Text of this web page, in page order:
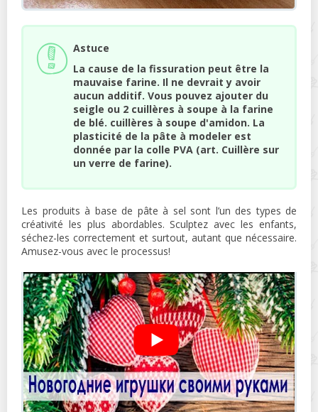
Astuce
La cause de la fissuration peut être la
mauvaise farine. Il ne devrait y avoir
aucun additif. Vous pouvez ajouter du
seigle ou 2 cuillères à soupe à la farine
de blé. cuillères à soupe d'amidon. La
plasticité de la pâte à modeler est
donnée par la colle PVA (art. Cuillère sur
un verre de farine).
Les produits à base de pâte à sel sont l’un des types de
créativité les plus abordables. Sculptez avec les enfants,
séchez-les correctement et surtout, autant que nécessaire.
Amusez-vous avec le processus!